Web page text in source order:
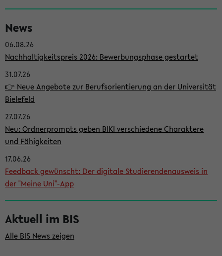
e
i
t
e
n
l
e
i
s
t
e
News
06.08.26
Nachhaltigkeitspreis 2026: Bewerbungsphase gestartet
31.07.26
👉 Neue Angebote zur Berufsorientierung an der Universität
Bielefeld
27.07.26
Neu: Ordnerprompts geben BIKI verschiedene Charaktere
und Fähigkeiten
17.06.26
Feedback gewünscht: Der digitale Studierendenausweis in
der "Meine Uni"-App
Aktuell im BIS
Alle BIS News zeigen